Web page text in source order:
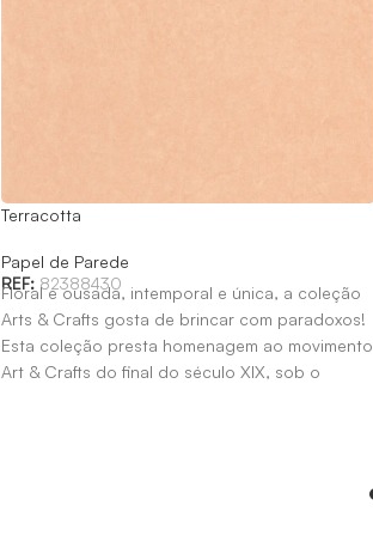
Terracotta
Papel de Parede
REF: 82388430
Floral e ousada, intemporal e única, a coleção
Arts & Crafts gosta de brincar com paradoxos!
Esta coleção presta homenagem ao movimento
Art & Crafts do final do século XIX, sob o